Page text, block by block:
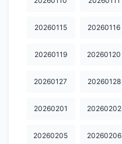
20260115 20260116
20260119 20260120
20260127 20260128
20260201 20260202
20260205 20260206